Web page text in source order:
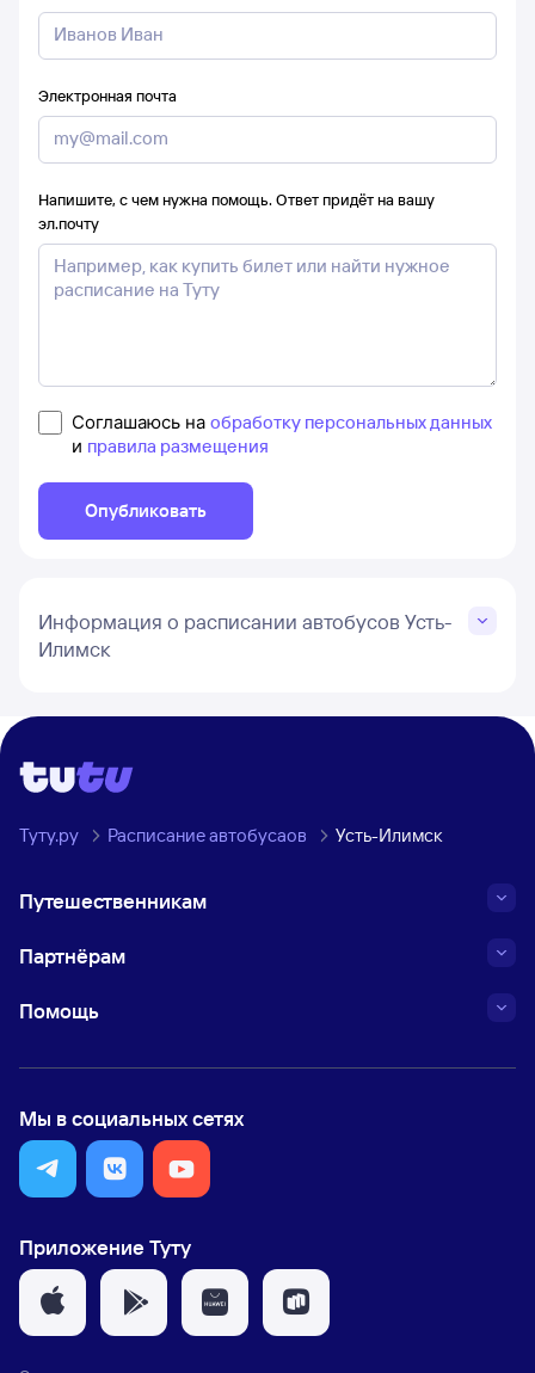
Электронная почта
Напишите, с чем нужна помощь. Ответ придёт на вашу
эл.почту
Соглашаюсь на обработку персональных данных
и правила размещения
Опубликовать
Информация о расписании автобусов Усть-
Илимск
Туту.ру Расписание автобусаов Усть-Илимск
Путешественникам
Партнёрам
Помощь
Мы в социальных сетях
Приложение Туту